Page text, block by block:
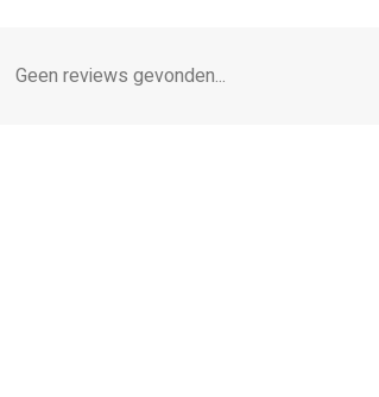
Geen reviews gevonden...